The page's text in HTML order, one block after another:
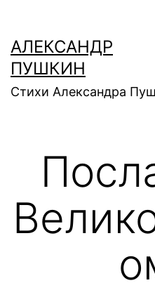
содержимому
АЛЕКСАНДР
ПУШКИН
Стихи Александра